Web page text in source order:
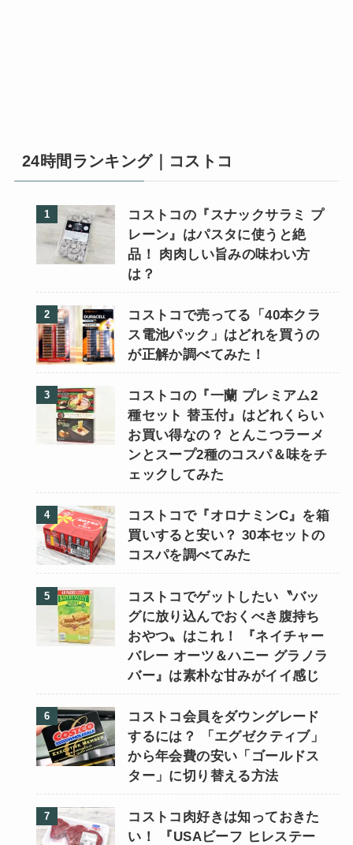
24時間ランキング｜コストコ
コストコの『スナックサラミ プ
レーン』はパスタに使うと絶
品！ 肉肉しい旨みの味わい方
は？
コストコで売ってる「40本クラ
ス電池パック」はどれを買うの
が正解か調べてみた！
コストコの『一蘭 プレミアム2
種セット 替玉付』はどれくらい
お買い得なの？ とんこつラーメ
ンとスープ2種のコスパ＆味をチ
ェックしてみた
コストコで『オロナミンC』を箱
買いすると安い？ 30本セットの
コスパを調べてみた
コストコでゲットしたい〝バッ
グに放り込んでおくべき腹持ち
おやつ〟はこれ！ 『ネイチャー
バレー オーツ＆ハニー グラノラ
バー』は素朴な甘みがイイ感じ
コストコ会員をダウングレード
するには？ 「エグゼクティブ」
から年会費の安い「ゴールドス
ター」に切り替える方法
コストコ肉好きは知っておきた
い！ 『USAビーフ ヒレステー